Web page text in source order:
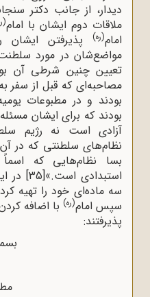
دیدار، از جانب دکتر
ملاقات دوم ایشان با امام
امام(ره)
پذیرفتن
مواضع‌شان در مورد
تعیین چنین شرطی آن
مصاحبه‌ای که قبل از سفر
بودند و در مطبوعات
بودند که برای ایشان
آزادی است نه رژیم
نظام‌های سلطنتی که در
بسا نظام‌هایی که
استبدادی است.»[35]
در
سه ماده‌ای خود را تهیه
سپس امام(ره) با اضافه
پذیرفتند: